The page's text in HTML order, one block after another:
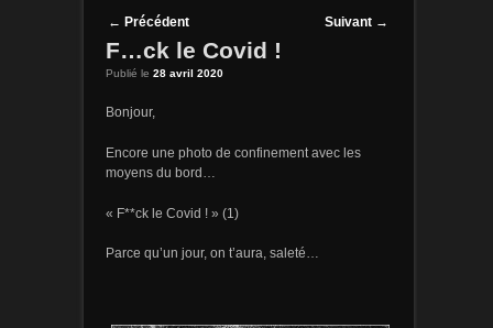
Post navigation
← Précédent Suivant →
F…ck le Covid !
Publié le 28 avril 2020
Bonjour,
Encore une photo de confinement avec les
moyens du bord…
« F**ck le Covid ! » (1)
Parce qu’un jour, on t’aura, saleté…